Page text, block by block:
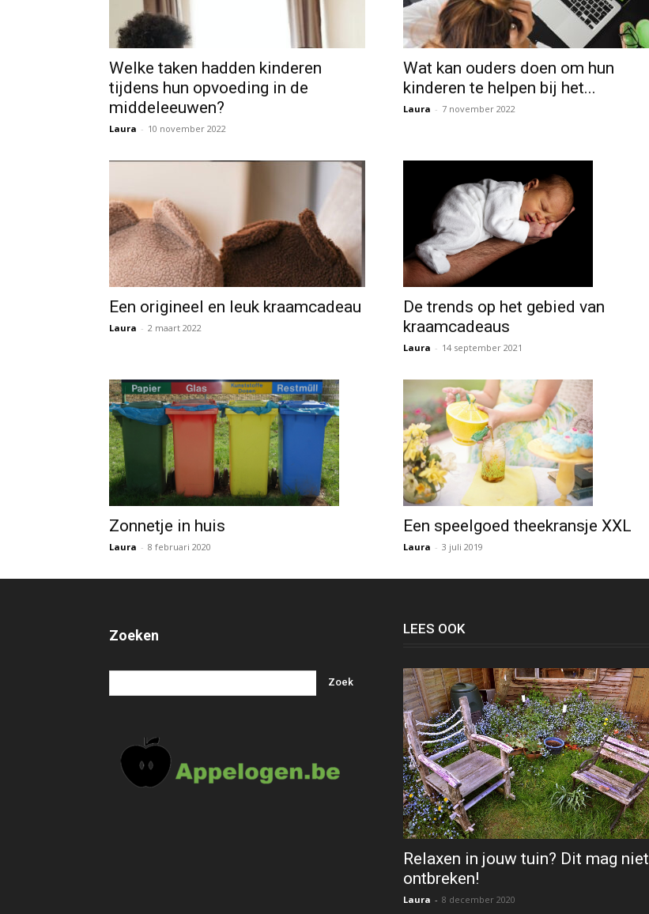
Welke taken hadden kinderen
tijdens hun opvoeding in de
middeleeuwen?
Laura - 10 november 2022
Wat kan ouders doen om hun
kinderen te helpen bij het...
Laura - 7 november 2022
Een origineel en leuk kraamcadeau
Laura - 2 maart 2022
De trends op het gebied van
kraamcadeaus
Laura - 14 september 2021
Zonnetje in huis
Laura - 8 februari 2020
Een speelgoed theekransje XXL
Laura - 3 juli 2019
Zoeken LEES OOK
Relaxen in jouw tuin? Dit mag niet
ontbreken!
Laura - 8 december 2020